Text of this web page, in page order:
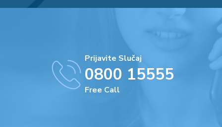
Prijavite Slučaj
0800 15555
Free Call